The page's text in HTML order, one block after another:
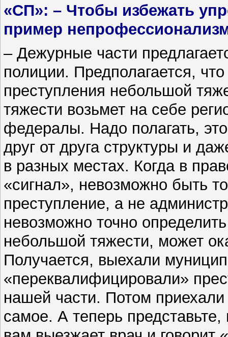
«СП»: – Чтобы избежать
пример
– Дежурные части
полиции. Предполагается,
преступления небольшой
тяжести возьмет на себе
федералы. Надо полагать,
друг от друга структуры и
в разных местах. Когда в
«сигнал», невозможно быть
преступление, а не
невозможно точно
небольшой тяжести, может
Получается, выехали
«переквалифицировали»
нашей части. Потом
самое. А теперь